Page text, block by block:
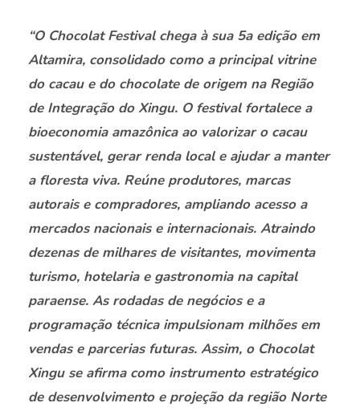
“O Chocolat Festival chega à sua 5a edição em
Altamira, consolidado como a principal vitrine
do cacau e do chocolate de origem na Região
de Integração do Xingu. O festival fortalece a
bioeconomia amazônica ao valorizar o cacau
sustentável, gerar renda local e ajudar a manter
a floresta viva. Reúne produtores, marcas
autorais e compradores, ampliando acesso a
mercados nacionais e internacionais. Atraindo
dezenas de milhares de visitantes, movimenta
turismo, hotelaria e gastronomia na capital
paraense. As rodadas de negócios e a
programação técnica impulsionam milhões em
vendas e parcerias futuras. Assim, o Chocolat
Xingu se afirma como instrumento estratégico
de desenvolvimento e projeção da região Norte